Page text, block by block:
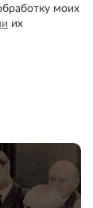
моих
их